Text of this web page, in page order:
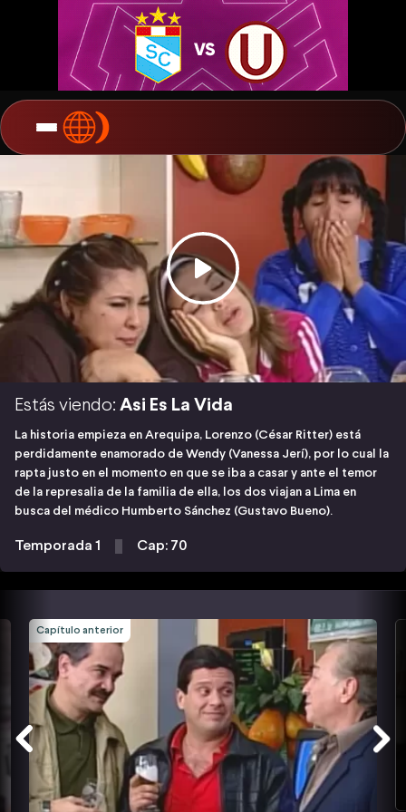
Estás viendo: Asi Es La Vida
La historia empieza en Arequipa, Lorenzo (César Ritter) está
perdidamente enamorado de Wendy (Vanessa Jerí), por lo cual la
rapta justo en el momento en que se iba a casar y ante el temor
de la represalia de la familia de ella, los dos viajan a Lima en
busca del médico Humberto Sánchez (Gustavo Bueno).
Temporada 1 Cap: 70
Capítulo anterior